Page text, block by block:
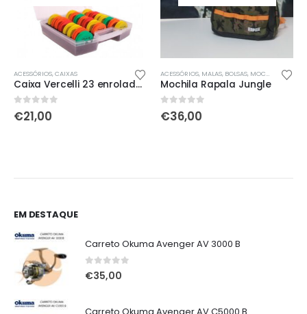
ACESSÓRIOS,CAIXAS
Caixa Vercelli 23 enroladores
0out of 5
€21,00
ACESSÓRIOS, MALAS, BOLSAS, MOCHILAS & SACOS
Mochila Rapala Jungle
0out of 5
€36,00
EM DESTAQUE
Carreto Okuma Avenger AV 3000 B
0out of 5
€35,00